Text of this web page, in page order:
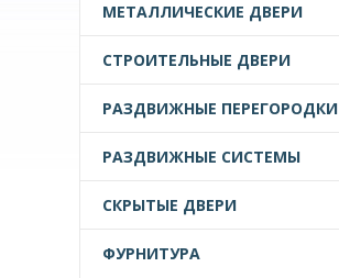
МЕТАЛЛИЧЕСКИЕ ДВЕРИ
СТРОИТЕЛЬНЫЕ ДВЕРИ
РАЗДВИЖНЫЕ ПЕРЕГОРОДКИ
РАЗДВИЖНЫЕ СИСТЕМЫ
СКРЫТЫЕ ДВЕРИ
ФУРНИТУРА